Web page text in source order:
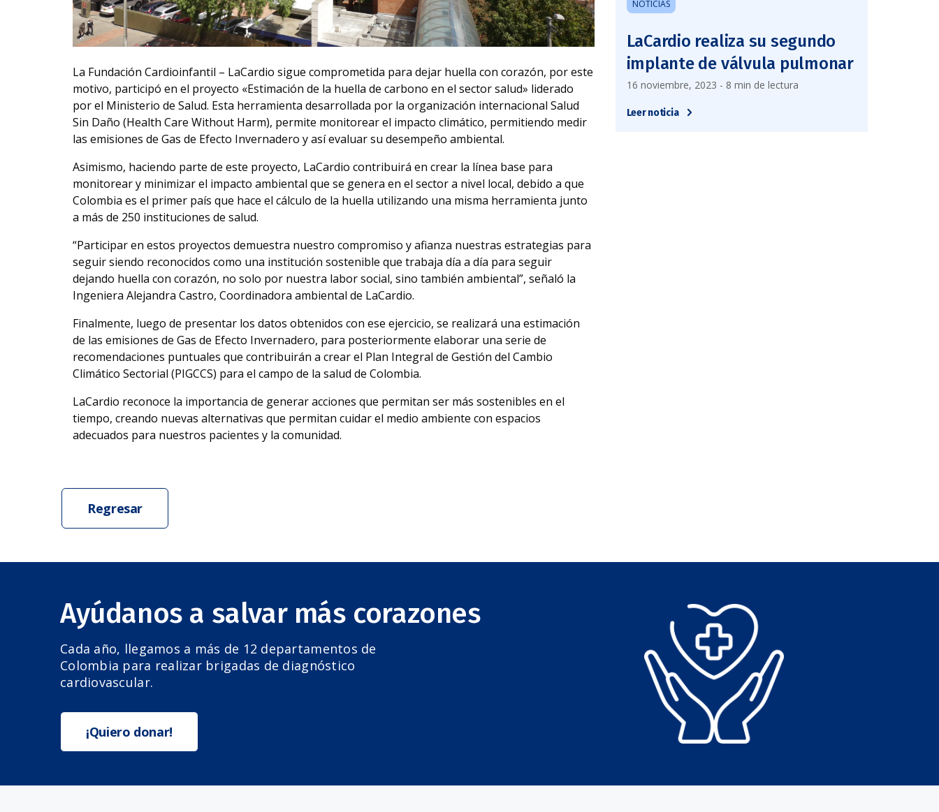
La Fundación Cardioinfantil – LaCardio sigue comprometida para dejar huella con corazón, por este
motivo, participó en el proyecto «Estimación de la huella de carbono en el sector salud» liderado
por el Ministerio de Salud. Esta herramienta desarrollada por la organización internacional Salud
Sin Daño (Health Care Without Harm), permite monitorear el impacto climático, permitiendo medir
las emisiones de Gas de Efecto Invernadero y así evaluar su desempeño ambiental.
Asimismo, haciendo parte de este proyecto, LaCardio contribuirá en crear la línea base para
monitorear y minimizar el impacto ambiental que se genera en el sector a nivel local, debido a que
Colombia es el primer país que hace el cálculo de la huella utilizando una misma herramienta junto
a más de 250 instituciones de salud.
“Participar en estos proyectos demuestra nuestro compromiso y afianza nuestras estrategias para
seguir siendo reconocidos como una institución sostenible que trabaja día a día para seguir
dejando huella con corazón, no solo por nuestra labor social, sino también ambiental”, señaló la
Ingeniera Alejandra Castro, Coordinadora ambiental de LaCardio.
Finalmente, luego de presentar los datos obtenidos con ese ejercicio, se realizará una estimación
de las emisiones de Gas de Efecto Invernadero, para posteriormente elaborar una serie de
recomendaciones puntuales que contribuirán a crear el Plan Integral de Gestión del Cambio
Climático Sectorial (PIGCCS) para el campo de la salud de Colombia.
LaCardio reconoce la importancia de generar acciones que permitan ser más sostenibles en el
tiempo, creando nuevas alternativas que permitan cuidar el medio ambiente con espacios
adecuados para nuestros pacientes y la comunidad.
NOTICIAS
LaCardio realiza su segundo
implante de válvula pulmonar
16 noviembre, 2023 - 8 min de lectura
Leer noticia
Regresar
Ayúdanos a salvar más corazones
Cada año, llegamos a más de 12 departamentos de
Colombia para realizar brigadas de diagnóstico
cardiovascular.
¡Quiero donar!